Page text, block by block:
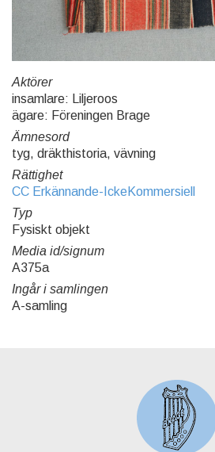
Aktörer
insamlare: Liljeroos
ägare: Föreningen Brage
Ämnesord
tyg, dräkthistoria, vävning
Rättighet
CC Erkännande-IckeKommersiell
Typ
Fysiskt objekt
Media id/signum
A375a
Ingår i samlingen
A-samling